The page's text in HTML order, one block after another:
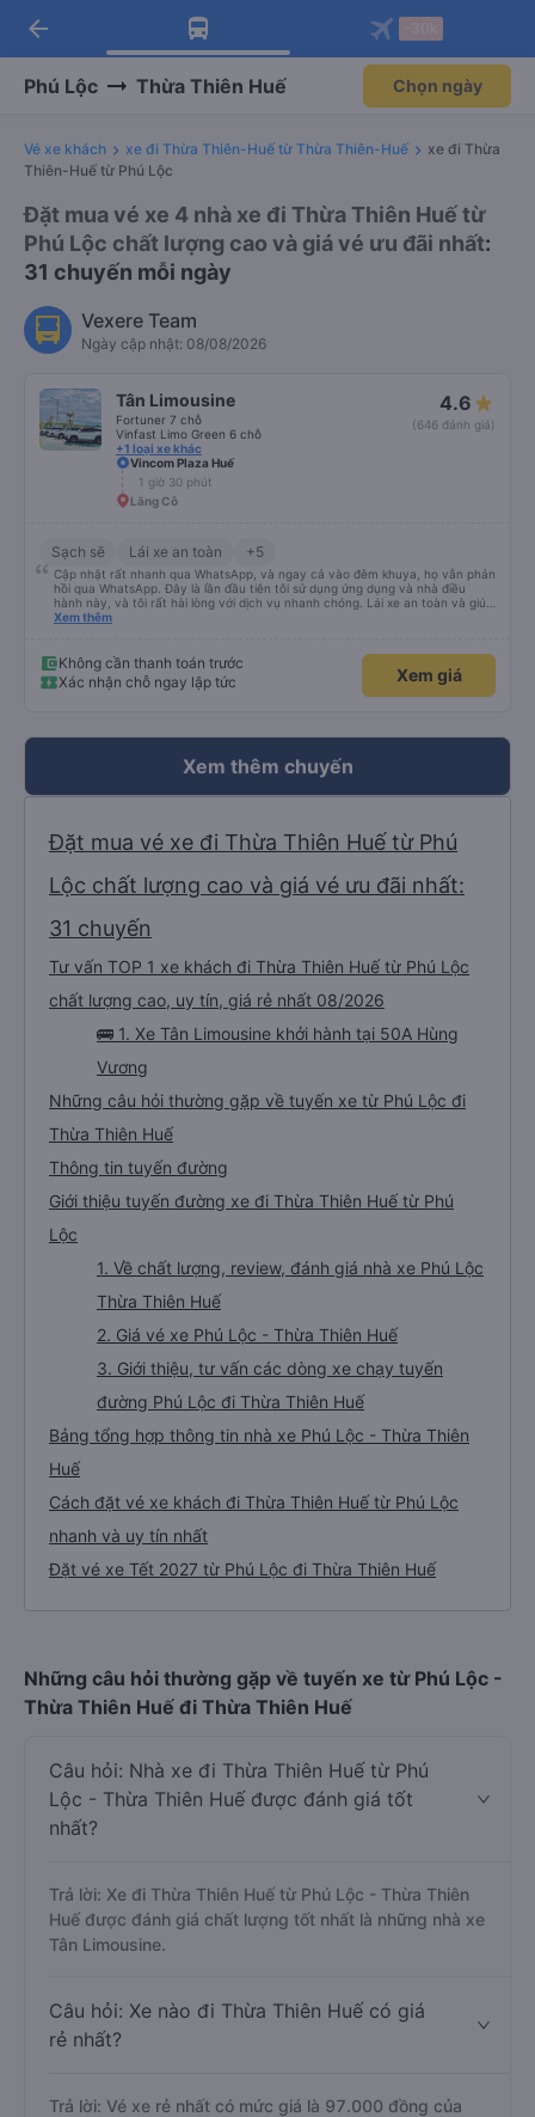
Tải app Vexere ngay!
Nhận ưu đãi thành viên độc
Mở app
Tải app Vexere
-30k/ghế khi đặt vé máy bay qua
Mở app
arrow_back
Phú Lộc Thừa Thiên Huế Chọn ngày
Vé xe khách xe đi Thừa Thiên-Huế từ Thừa Thiên-Huế
xe đi Thừa
Thiên-Huế từ Phú Lộc
Đặt mua vé xe 4 nhà xe đi Thừa Thiên Huế từ
Phú Lộc chất lượng cao và giá vé ưu đãi nhất:
31 chuyến mỗi ngày
Vexere Team
Ngày cập nhật: 08/08/2026
Tân Limousine
Fortuner 7 chỗ
Vinfast Limo Green 6 chỗ
+1 loại xe khác
4.6
(646 đánh giá)
Vincom Plaza Huế
1 giờ 30 phút
Lăng Cô
Sạch sẽ Lái xe an toàn +5
Cập nhật rất nhanh qua WhatsApp, và ngay cả vào đêm khuya, họ vẫn phản
hồi qua WhatsApp. Đây là lần đầu tiên tôi sử dụng ứng dụng và nhà điều
hành này, và tôi rất hài lòng với dịch vụ nhanh chóng. Lái xe an toàn và giúp
tôi đến khách sạn ở Huế, mặc dù tôi không báo trước khi đặt xe và tài xế đã
của họ một lần nữa cho chuyến trở về Đà Nẵng.
Xem thêm
Không cần thanh toán trước
Xác nhận chỗ ngay lập tức
Xem giá
Xem thêm chuyến
Đặt mua vé xe đi Thừa Thiên Huế từ Phú
Lộc chất lượng cao và giá vé ưu đãi nhất:
31 chuyến
Tư vấn TOP 1 xe khách đi Thừa Thiên Huế từ Phú Lộc
chất lượng cao, uy tín, giá rẻ nhất 08/2026
🚌 1. Xe Tân Limousine khởi hành tại 50A Hùng
Vương
Những câu hỏi thường gặp về tuyến xe từ Phú Lộc đi
Thừa Thiên Huế
Thông tin tuyến đường
Giới thiệu tuyến đường xe đi Thừa Thiên Huế từ Phú
Lộc
1. Về chất lượng, review, đánh giá nhà xe Phú Lộc
Thừa Thiên Huế
2. Giá vé xe Phú Lộc - Thừa Thiên Huế
3. Giới thiệu, tư vấn các dòng xe chạy tuyến
đường Phú Lộc đi Thừa Thiên Huế
Bảng tổng hợp thông tin nhà xe Phú Lộc - Thừa Thiên
Huế
Cách đặt vé xe khách đi Thừa Thiên Huế từ Phú Lộc
nhanh và uy tín nhất
Đặt vé xe Tết 2027 từ Phú Lộc đi Thừa Thiên Huế
Những câu hỏi thường gặp về tuyến xe từ Phú Lộc -
Thừa Thiên Huế đi Thừa Thiên Huế
Câu hỏi: Nhà xe đi Thừa Thiên Huế từ Phú
Lộc - Thừa Thiên Huế được đánh giá tốt
nhất?
Trả lời: Xe đi Thừa Thiên Huế từ Phú Lộc - Thừa Thiên
Huế được đánh giá chất lượng tốt nhất là những nhà xe
Tân Limousine.
Câu hỏi: Xe nào đi Thừa Thiên Huế có giá
rẻ nhất?
Trả lời: Vé xe rẻ nhất có mức giá là 97.000 đồng của